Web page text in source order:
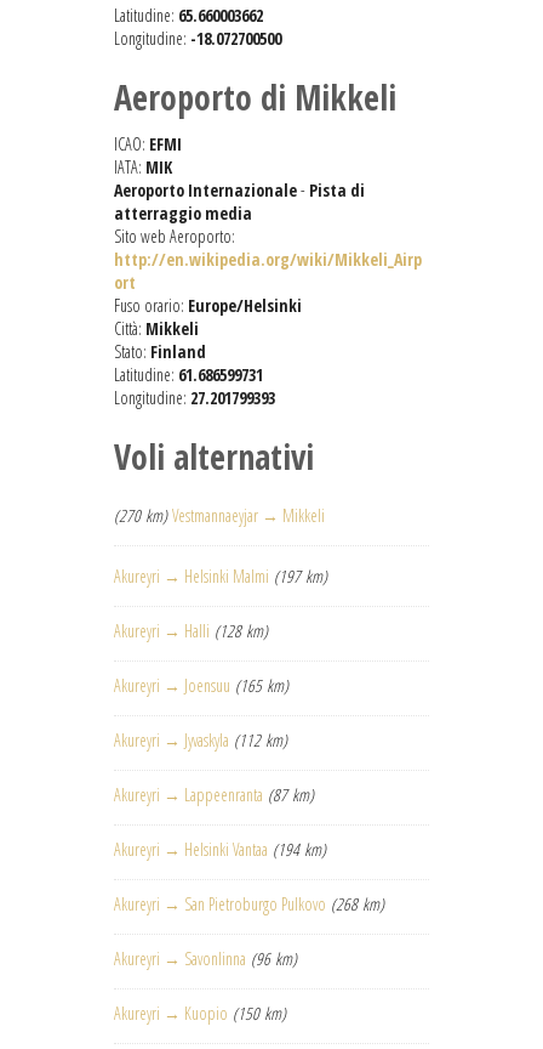
Latitudine: 65.660003662
Longitudine: -18.072700500
Aeroporto di Mikkeli
ICAO: EFMI
IATA: MIK
Aeroporto Internazionale- Pista di
atterraggio media
Sito web Aeroporto:
http://en.wikipedia.org/wiki/Mikkeli_Airp
ort
Fuso orario: Europe/Helsinki
Città: Mikkeli
Stato: Finland
Latitudine: 61.686599731
Longitudine: 27.201799393
Voli alternativi
(270 km) Vestmannaeyjar → Mikkeli
Akureyri → Helsinki Malmi (197 km)
Akureyri → Halli (128 km)
Akureyri → Joensuu (165 km)
Akureyri → Jyvaskyla (112 km)
Akureyri → Lappeenranta (87 km)
Akureyri → Helsinki Vantaa (194 km)
Akureyri → San Pietroburgo Pulkovo (268 km)
Akureyri → Savonlinna (96 km)
Akureyri → Kuopio (150 km)